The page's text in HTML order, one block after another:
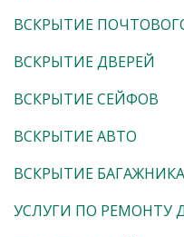
ВСКРЫТИЕ
ВСКРЫТИЕ ДВЕРЕЙ
ВСКРЫТИЕ СЕЙФОВ
ВСКРЫТИЕ АВТО
ВСКРЫТИЕ БАГАЖНИКА
УСЛУГИ ПО РЕМОНТУ